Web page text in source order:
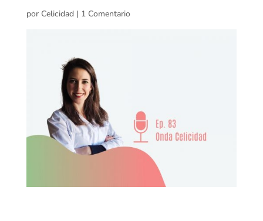
por Celicidad| 1 Comentario